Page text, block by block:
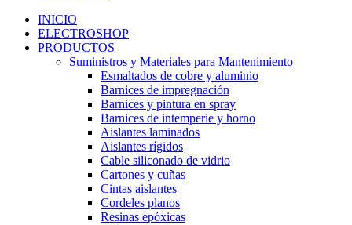
INICIO
ELECTROSHOP
PRODUCTOS
Suministros y Materiales para Mantenimiento
Esmaltados de cobre y aluminio
Barnices de impregnación
Barnices y pintura en spray
Barnices de intemperie y horno
Aislantes laminados
Aislantes rígidos
Cable siliconado de vidrio
Cartones y cuñas
Cintas aislantes
Cordeles planos
Resinas epóxicas